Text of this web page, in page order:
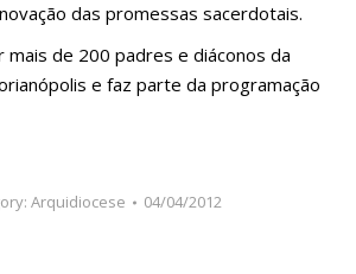
das promessas sacerdotais.
mais de 200 padres e diáconos da
e faz parte da programação
Arquidiocese 04/04/2012